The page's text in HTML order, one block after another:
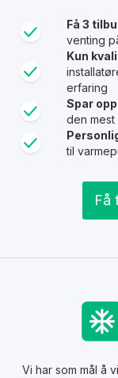
Få 3
venting
Kun
erfaring
Spar
den
til
Få
Vi har som mål å